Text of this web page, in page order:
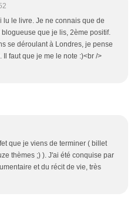
lu le livre. Je ne connais que de
que je lis, 2ème positif.
se déroulant à Londres, je pense
faut que je me le note :)<br />
que je viens de terminer ( billet
thèmes ;) ). J'ai été conquise par
et du récit de vie, très